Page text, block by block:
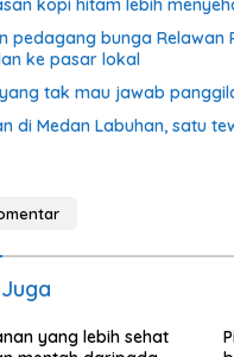
kopi hitam lebih
pedagang bunga Relawan
ke pasar lokal
tak mau jawab
di Medan Labuhan, satu
yang lebih sehat